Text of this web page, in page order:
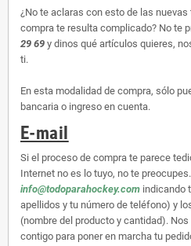
¿No te aclaras con esto de las
compra te resulta complicado? No te
29 69 y dinos qué artículos quieres,
ti.
En esta modalidad de compra, sólo
bancaria o ingreso en cuenta.
E-mail
Si el proceso de compra te parece
Internet no es lo tuyo, no te
info@todoparahockey.com indicando
apellidos y tu número de teléfono) y
(nombre del producto y cantidad).
contigo para poner en marcha tu